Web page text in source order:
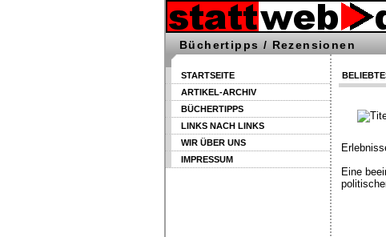
Büchertipps / Rezensionen
Eine
STARTSEITE
ARTIKEL-ARCHIV
BÜCHERTIPPS
LINKS NACH LINKS
WIR ÜBER UNS
IMPRESSUM